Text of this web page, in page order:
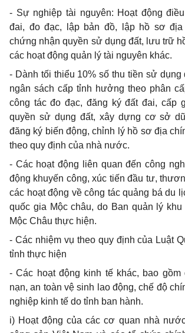
- Sự nghiệp tài nguyên: Hoạt động
đai, đo đạc, lập bản đồ, lập hồ sơ địa
chứng nhận quyền sử dụng đất, lưu trữ
các hoạt động quản lý tài nguyên khác.
- Dành tối thiểu 10% số thu tiền sử dụng
ngân sách cấp tỉnh hưởng theo phân
công tác đo đạc, đăng ký đất đai, cấp
quyền sử dụng đất, xây dựng cơ sở
đăng ký biến động, chỉnh lý hồ sơ địa
theo quy định của nhà nước.
- Các hoạt động liên quan đến công
động khuyến công, xúc tiến đầu tư,
các hoạt động về công tác quảng bá du
quốc gia Mộc châu, do Ban quản lý
Mộc Châu thực hiện.
- Các nhiệm vụ theo quy định của Luật
tỉnh thực hiện
- Các hoạt động kinh tế khác, bao gồm
nạn, an toàn vệ sinh lao động, chế độ
nghiệp kinh tế do tỉnh ban hành.
i) Hoạt động của các cơ quan nhà